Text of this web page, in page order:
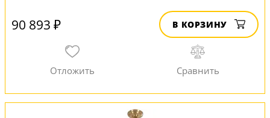
90 893 ₽ В КОРЗИНУ